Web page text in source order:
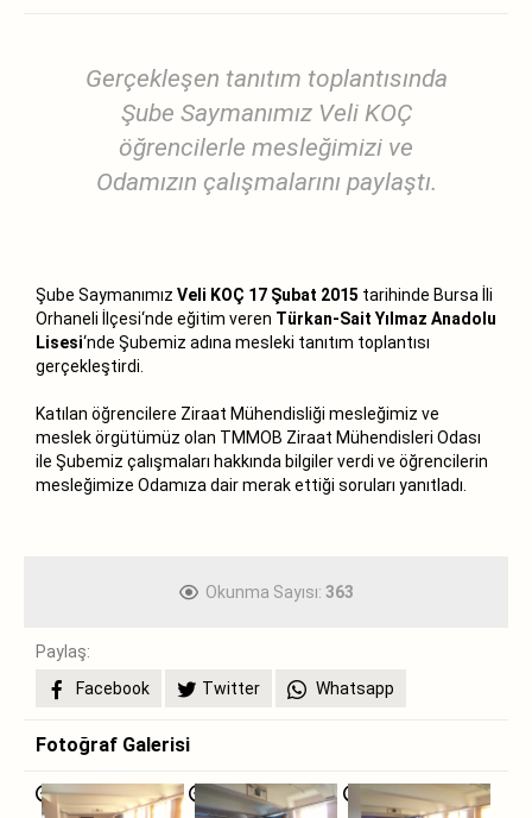
Gerçekleşen tanıtım toplantısında
Şube Saymanımız Veli KOÇ
öğrencilerle mesleğimizi ve
Odamızın çalışmalarını paylaştı.
Şube Saymanımız Veli KOÇ 17 Şubat 2015 tarihinde Bursa İli
Orhaneli İlçesi‘nde eğitim veren Türkan-Sait Yılmaz Anadolu
Lisesi‘nde Şubemiz adına mesleki tanıtım toplantısı
gerçekleştirdi.
Katılan öğrencilere Ziraat Mühendisliği mesleğimiz ve
meslek örgütümüz olan TMMOB Ziraat Mühendisleri Odası
ile Şubemiz çalışmaları hakkında bilgiler verdi ve öğrencilerin
mesleğimize Odamıza dair merak ettiği soruları yanıtladı.
Okunma Sayısı: 363
Paylaş:
Facebook
Twitter Whatsapp
Fotoğraf Galerisi